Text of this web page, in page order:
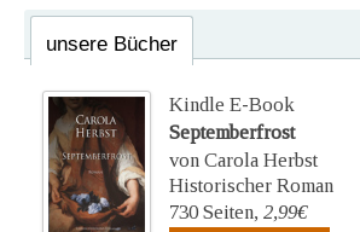
unsere Bücher
Kindle E-Book
Septemberfrost
von Carola Herbst
Historischer Roman
730 Seiten, 2,99€